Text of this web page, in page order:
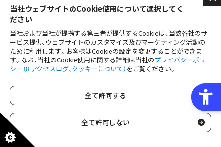
―様々な取り組みをする中で、社内で
の盛り上がりはいかがですか？
当社ウェブサイトのCookie使用について選択してく
ださい
当社および当社が提携する第三者が提供するCookieは、当該各社のサ
ービス提供、ウェブサイトのカスタマイズ及びマーケティング活動の
ために利用します。お客様はCookieの設定を変更することができま
す。なお、当社のCookie使用に関する詳細は当社のプライバシーポリ
シー（8.アクセスログ、クッキーについて） をご覧ください。
全て許可する
全て許可しない